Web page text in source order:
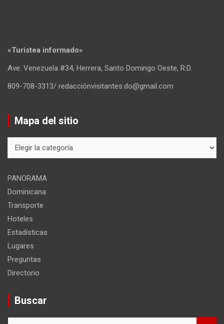
«Turistea informado»
Ave. Venezuela #34, Herrera, Santo Domingo Oeste, R.D.
809-708-3313/ redacciónvisitantes.do@gmail.com
Mapa del sitio
del
PANORAMA
Dominicana
Transporte
Hoteles
Estadísticas
Lugares
Preguntas
Directorio
Buscar